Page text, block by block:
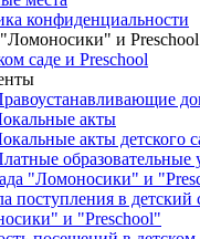
конфиденциальности
и Preschool
саде и Preschool
акты
акты детского
образовательные
"Ломоносики" и
поступления в детский
и "Preschool"